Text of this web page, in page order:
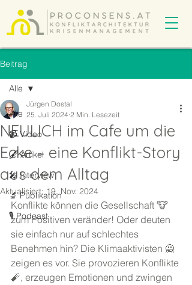
Beitrag
Alle
📹 Video
🖋️ Artikel
🎤 Interview
🔬 Publikation
🎙️ Podcast
Alle
NEULICH im Cafe um die
Ecke – eine Konflikt-Story
aus dem Alltag
Jürgen Dostal
25. Juli 2024 2 Min. Lesezeit
Aktualisiert:19. Nov. 2024
Konflikte können die Gesellschaft 🐮
zum Positiven veränder! Oder deuten
sie einfach nur auf schlechtes
Benehmen hin? Die Klimaaktivisten 🙅
zeigen es vor. Sie provozieren Konflikte
🧨, erzeugen Emotionen und zwingen